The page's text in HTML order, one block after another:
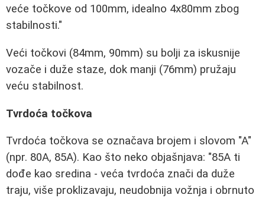
veće točkove od 100mm, idealno 4x80mm zbog
stabilnosti."
Veći točkovi (84mm, 90mm) su bolji za iskusnije
vozače i duže staze, dok manji (76mm) pružaju
veću stabilnost.
Tvrdoća točkova
Tvrdoća točkova se označava brojem i slovom "A"
(npr. 80A, 85A). Kao što neko objašnjava: "85A ti
dođe kao sredina - veća tvrdoća znači da duže
traju, više proklizavaju, neudobnija vožnja i obrnuto